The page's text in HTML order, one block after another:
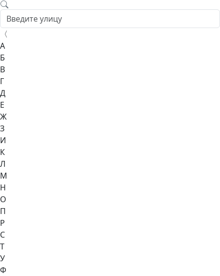
〈
А
Б
В
Г
Д
Е
Ж
З
И
К
Л
М
Н
О
П
Р
С
Т
У
Ф